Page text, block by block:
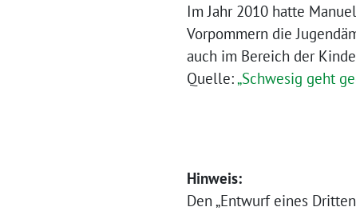
Im Jahr 2010 hatte
Vorpommern die
auch im Bereich der
Quelle:„Schwesig geht
Hinweis:
Den „Entwurf eines